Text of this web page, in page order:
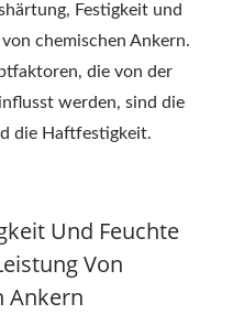
Festigkeit und
chemischen Ankern.
die von der
werden, sind die
die Haftfestigkeit.
Und Feuchte
Von
Ankern